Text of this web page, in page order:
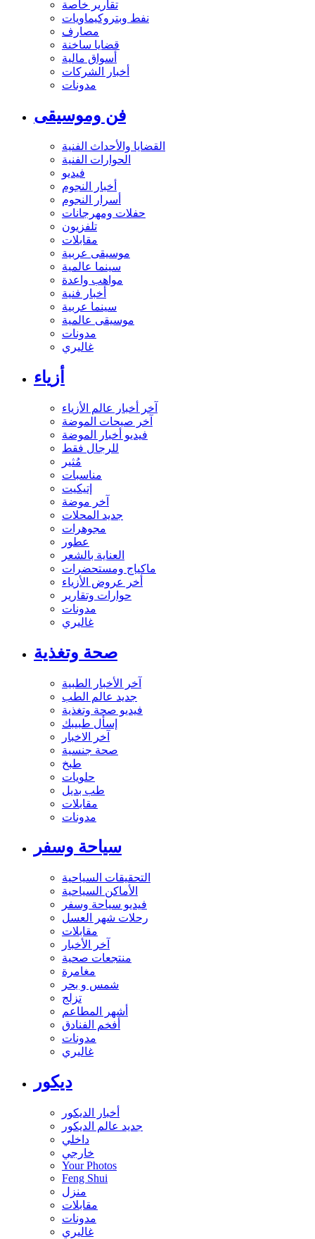
تقارير خاصة
نفط وبتروكيماويات
مصارف
قضايا ساخنة
أسواق مالية
أخبار الشركات
مدونات
فن وموسيقى
القضايا والأحداث الفنية
الحوارات الفنية
فيديو
أخبار النجوم
أسرار النجوم
حفلات ومهرجانات
تلفزيون
مقابلات
موسيقى عربية
سينما عالمية
مواهب واعدة
أخبار فنية
سينما عربية
موسيقى عالمية
مدونات
غاليري
أزياء
آخر أخبار عالم الأزياء
آخر صيحات الموضة
فيديو أخبار الموضة
للرجال فقط
مُثير
مناسبات
إتيكيت
آخر موضة
جديد المحلات
مجوهرات
عطور
العناية بالشعر
ماكياج ومستحضرات
أخر عروض الأزياء
حوارات وتقارير
مدونات
غاليري
صحة وتغذية
آخر الأخبار الطبية
جديد عالم الطب
فيديو صحة وتغذية
إسأل طبيبك
آخر الاخبار
صحة جنسية
طبخ
حلويات
طب بديل
مقابلات
مدونات
سياحة وسفر
التحقيقات السياحية
الأماكن السياحية
فيديو سياحة وسفر
رحلات شهر العسل
مقابلات
آخر الأخبار
منتجعات صحية
مغامرة
شمس و بحر
تزلج
أشهر المطاعم
أفخم الفنادق
مدونات
غاليري
ديكور
أخبار الديكور
جديد عالم الديكور
داخلي
خارجي
Your Photos
Feng Shui
منزل
مقابلات
مدونات
غاليري